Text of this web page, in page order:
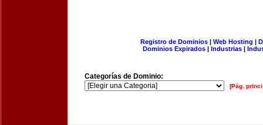
Registro de Dominios| Web Hosting |
Dominios Expirados | Industrias |
Categorías de Dominio:
[Pág.